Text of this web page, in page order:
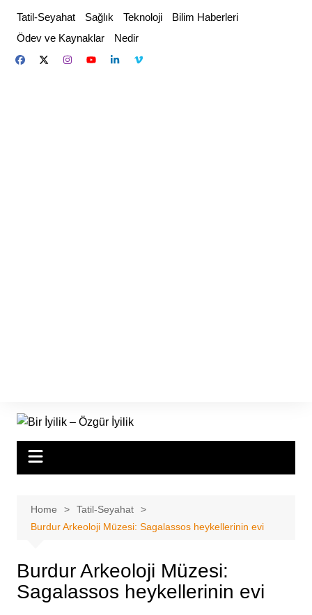
content
Tatil-Seyahat Sağlık Teknoloji
Bilim Haberleri
Ödev ve Kaynaklar
Nedir
Home
Tatil-Seyahat
Burdur Arkeoloji Müzesi: Sagalassos heykellerinin evi
Burdur Arkeoloji Müzesi:
Sagalassos heykellerinin evi